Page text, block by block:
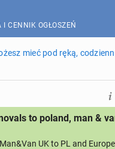
I CENNIK OGŁOSZEŃ
mieć pod ręką,
to poland, man &
UK to PL and